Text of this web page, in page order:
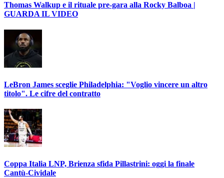
Thomas Walkup e il rituale pre-gara alla Rocky Balboa |
GUARDA IL VIDEO
LeBron James sceglie Philadelphia: "Voglio vincere un altro
titolo". Le cifre del contratto
Coppa Italia LNP, Brienza sfida Pillastrini: oggi la finale
Cantù-Cividale